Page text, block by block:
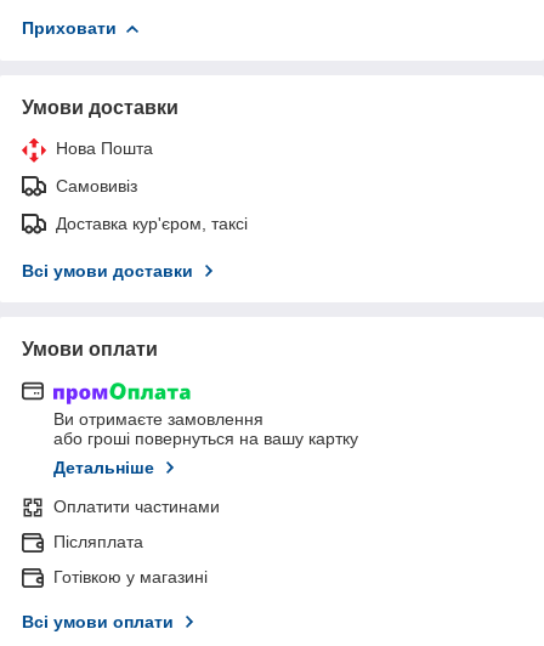
Приховати
Умови доставки
Нова Пошта
Самовивіз
Доставка кур'єром, таксі
Всі умови доставки
Умови оплати
Ви отримаєте замовлення
або гроші повернуться на вашу картку
Детальніше
Оплатити частинами
Післяплата
Готівкою у магазині
Всі умови оплати